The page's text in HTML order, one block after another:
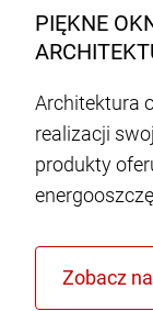
PIĘKNE
Architektura
realizacji
produkty